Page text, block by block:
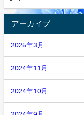
アーカイブ
2025年3月
2024年11月
2024年10月